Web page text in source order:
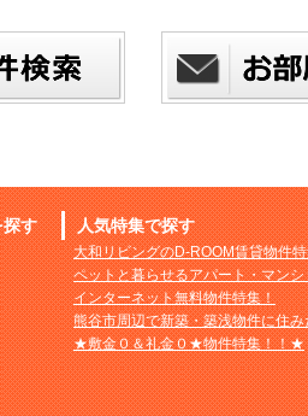
探す 人気特集で探す
大和リビングのD-ROOM賃貸物件
ペットと暮らせるアパート・マンシ
インターネット無料物件特集！
熊谷市周辺で新築・築浅物件に住
★敷金０＆礼金０★物件特集！！★